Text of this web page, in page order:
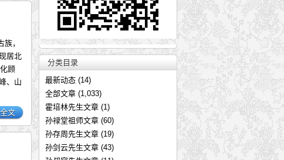
，
居北
顾
、山
文
分类目录
最新动态 (14)
全部文章 (1,033)
霍培林先生文章 (1)
孙禄堂祖师文章 (60)
孙存周先生文章 (19)
孙剑云先生文章 (43)